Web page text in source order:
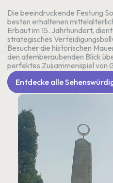
Die beeindruckende Festung
besten erhaltenen
Erbaut im 15. Jahrhundert,
strategisches
Besucher die historischen
den atemberaubenden Blick
perfektes Zusammenspiel von
Entdecke alle